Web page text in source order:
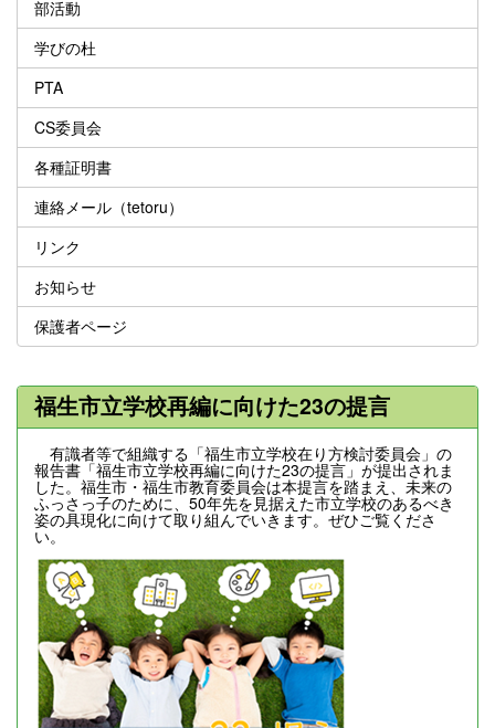
部活動
学びの杜
PTA
CS委員会
各種証明書
連絡メール（tetoru）
リンク
お知らせ
保護者ページ
福生市立学校再編に向けた23の提言
有識者等で組織する「福生市立学校在り方検討委員会」の
報告書「福生市立学校再編に向けた23の提言」が提出されま
した。福生市・福生市教育委員会は本提言を踏まえ、未来の
ふっさっ子のために、50年先を見据えた市立学校のあるべき
姿の具現化に向けて取り組んでいきます。ぜひご覧くださ
い。